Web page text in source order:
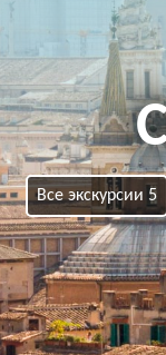
Все экскурсии 5